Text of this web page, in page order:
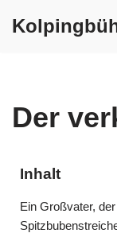
Der
Inhalt
Ein Großvater,